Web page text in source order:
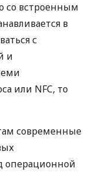
со встроенным
в
с
и
или NFC, то
современные
операционной